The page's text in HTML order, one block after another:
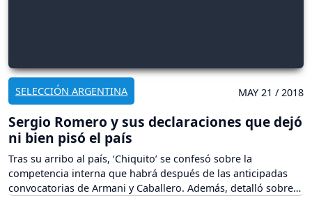
SELECCIÓN ARGENTINA MAY 21 / 2018
Sergio Romero y sus declaraciones que dejó
ni bien pisó el país
Tras su arribo al país, ‘Chiquito’ se confesó sobre la
competencia interna que habrá después de las anticipadas
convocatorias de Armani y Caballero. Además, detalló sobre